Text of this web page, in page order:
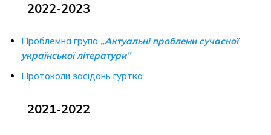
2022-2023
Проблемна група „Актуальні проблеми сучасної
української літератури”
Протоколи засідань гуртка
2021-2022